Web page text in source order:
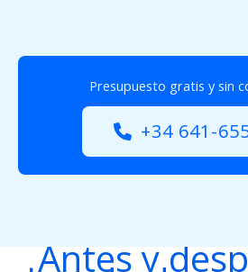
Presupuesto gratis y sin
+34 641-
Antes y